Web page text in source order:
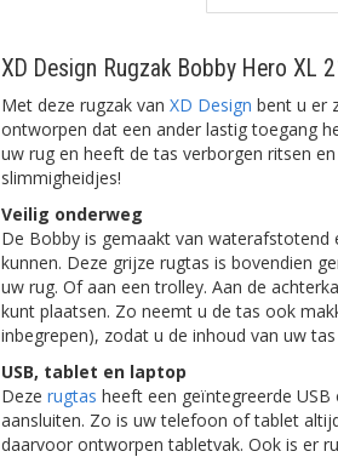
XD Design Rugzak Bobby Hero XL
Met deze rugzak van XD Design bent u er
ontworpen dat een ander lastig toegang
uw rug en heeft de tas verborgen ritsen
slimmigheidjes!
Veilig onderweg
De Bobby is gemaakt van
kunnen. Deze grijze rugtas is bovendien
uw rug. Of aan een trolley. Aan de
kunt plaatsen. Zo neemt u de tas ook
inbegrepen), zodat u de inhoud van uw
USB, tablet en laptop
Deze rugtas heeft een geïntegreerde
aansluiten. Zo is uw telefoon of tablet
daarvoor ontworpen tabletvak. Ook is er